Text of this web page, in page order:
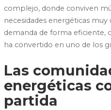
complejo, donde conviven
necesidades energéticas muy
demanda de forma eficiente,
ha convertido en uno de los
Las
energéticas
partida